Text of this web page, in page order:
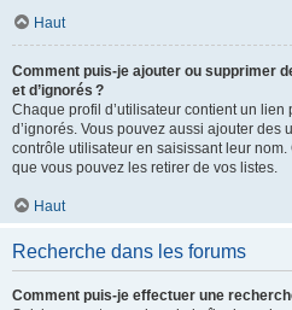
Haut
Comment puis-je ajouter ou supprimer
et d’ignorés ?
Chaque profil d’utilisateur contient un lien
d’ignorés. Vous pouvez aussi ajouter des
contrôle utilisateur en saisissant leur nom.
que vous pouvez les retirer de vos listes.
Haut
Recherche dans les forums
Comment puis-je effectuer une